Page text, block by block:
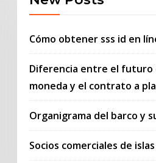
Cómo obtener sss id en
Diferencia entre el futuro
moneda y el contrato a
Organigrama del barco y
Socios comerciales de